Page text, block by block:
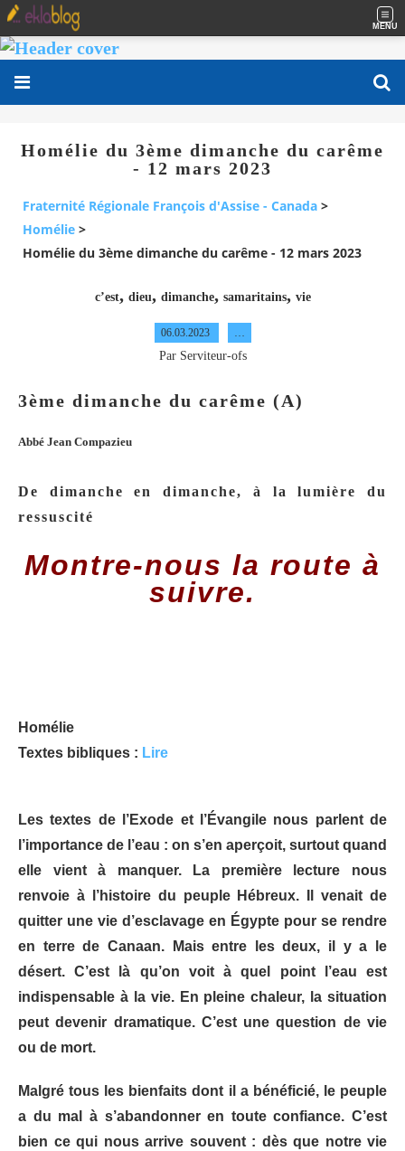
MENU
Homélie du 3ème dimanche du carême
- 12 mars 2023
Fraternité Régionale François d'Assise - Canada >
Homélie >
Homélie du 3ème dimanche du carême - 12 mars 2023
c’est, dieu, dimanche, samaritains, vie
06.03.2023
Par Serviteur-ofs
3ème dimanche du carême (A)
Abbé Jean Compazieu
De dimanche en dimanche, à la lumière du
ressuscité
Montre-nous la route à
suivre.
Homélie
Textes bibliques : Lire
Les textes de l’Exode et l’Évangile nous parlent de
l’importance de l’eau : on s’en aperçoit, surtout quand
elle vient à manquer. La première lecture nous
renvoie à l’histoire du peuple Hébreux. Il venait de
quitter une vie d’esclavage en Égypte pour se rendre
en terre de Canaan. Mais entre les deux, il y a le
désert. C’est là qu’on voit à quel point l’eau est
indispensable à la vie. En pleine chaleur, la situation
peut devenir dramatique. C’est une question de vie
ou de mort.
Malgré tous les bienfaits dont il a bénéficié, le peuple
a du mal à s’abandonner en toute confiance. C’est
bien ce qui nous arrive souvent : dès que notre vie